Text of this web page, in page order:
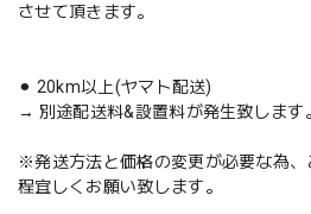
させて頂きます。
⚫︎ 20km以上(ヤマト配送)
→ 別途配送料&設置料が発生致します
※発送方法と価格の変更が必要な為
程宜しくお願い致します。